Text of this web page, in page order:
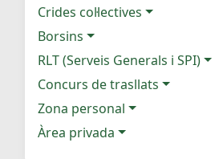
Crides col·lectives
Borsins
RLT (Serveis Generals i SPI)
Concurs de trasllats
Zona personal
Àrea privada